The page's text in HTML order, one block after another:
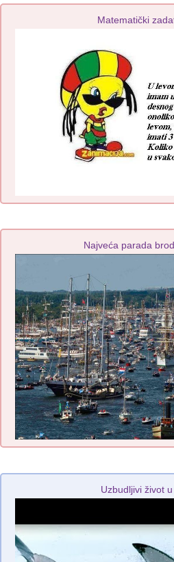
Matematički
Najveća parada
Uzbudljivi život